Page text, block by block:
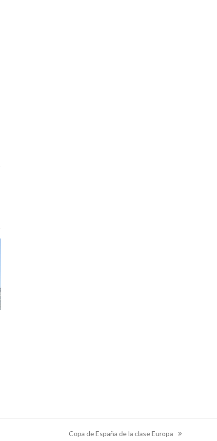
next
Copa de España de la clase Europa